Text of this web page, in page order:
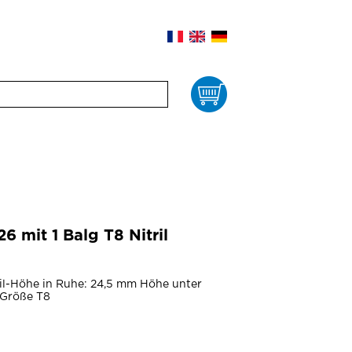
mit 1 Balg T8 Nitril
Höhe in Ruhe: 24,5 mm Höhe unter
T8